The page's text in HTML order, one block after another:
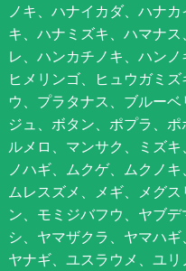
ノキ、ハナイカダ、ハナ
キ、ハナミズキ、ハマナ
レ、ハンカチノキ、ハンノ
ヒメリンゴ、ヒュウガミ
ウ、プラタナス、ブルー
ジュ、ボタン、ポプラ、
ルメロ、マンサク、ミズ
ノハギ、ムクゲ、ムクノキ
ムレスズメ、メギ、メグ
ン、モミジバフウ、ヤブ
シ、ヤマザクラ、ヤマハ
ヤナギ、ユスラウメ、ユ